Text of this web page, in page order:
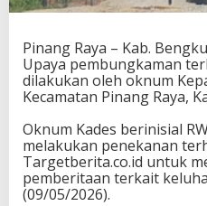
Pinang Raya – Kab.
Upaya pembungkaman
dilakukan oleh oknum
Kecamatan Pinang Raya,
‎Oknum Kades berinisial
melakukan penekanan
Targetberita.co.id untuk
pemberitaan terkait
(09/05/2026).